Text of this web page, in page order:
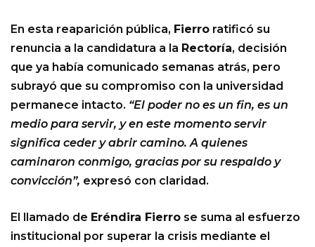
En esta reaparición pública, Fierro ratificó su
renuncia a la candidatura a la Rectoría, decisión
que ya había comunicado semanas atrás, pero
subrayó que su compromiso con la universidad
permanece intacto. “El poder no es un fin, es un
medio para servir, y en este momento servir
significa ceder y abrir camino. A quienes
caminaron conmigo, gracias por su respaldo y
convicción”, expresó con claridad.
El llamado de Eréndira Fierro se suma al esfuerzo
institucional por superar la crisis mediante el